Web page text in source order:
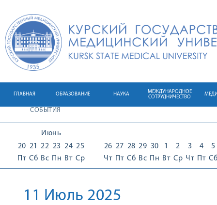
ГЛАВНАЯ ОБРАЗОВАНИЕ НАУКА
МЕЖДУНАРОДНОЕ
СОТРУДНИЧЕСТВО
СОБЫТИЯ
Июнь
20
Пт
21
Сб
22
Вс
23
Пн
24
Вт
25
Ср
26
Чт
27
Пт
28
Сб
29
Вс
30
Пн
1
Вт
2
Ср
3
Чт
4
Пт
5
Сб
11 Июль 2025